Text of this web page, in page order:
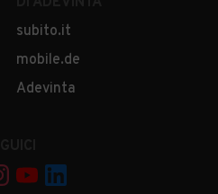
subito.it
mobile.de
Adevinta